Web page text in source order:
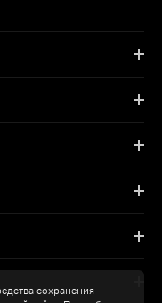
сохранения